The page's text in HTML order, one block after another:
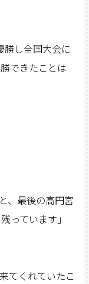
勝し全国大会に
できたことは
、最後の高円宮
っています」
てくれていたこ